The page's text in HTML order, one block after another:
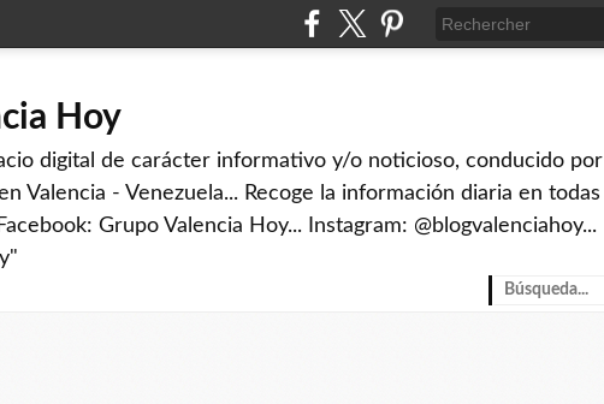
Hoy
digital de carácter informativo y/o noticioso, conducido por
Valencia - Venezuela... Recoge la información diaria en todas
Grupo Valencia Hoy... Instagram: @blogvalenciahoy...